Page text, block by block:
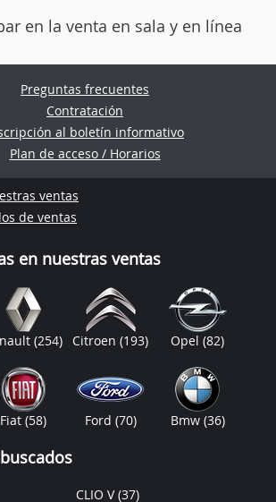
en la venta en sala y en línea
Preguntas frecuentes
Contratación
al boletín informativo
Plan de acceso / Horarios
ventas
de ventas
en nuestras ventas
(254) Citroen(193) Opel(82)
Fiat (58) Ford (70) Bmw (36)
CLIO V(37)